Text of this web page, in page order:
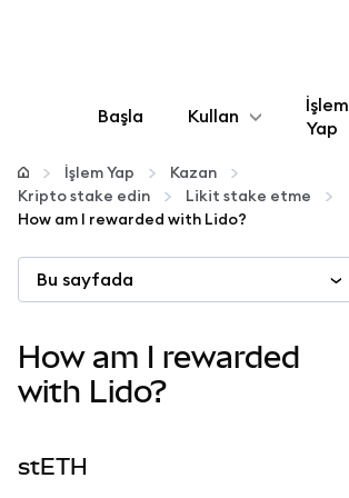
Başla Kullan
Yapılandır
Daha fazla web3
Güvende kalın
İşlem
Yap
İşlem Yap
Kazan
Kripto stake edin
Likit stake etme
How am I rewarded with Lido?
Bu sayfada
How am I rewarded
with Lido?
stETH